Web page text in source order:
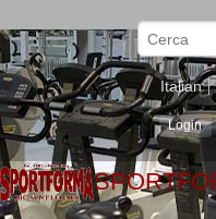
al
contenuto
principale
Cerca
Italian
Login